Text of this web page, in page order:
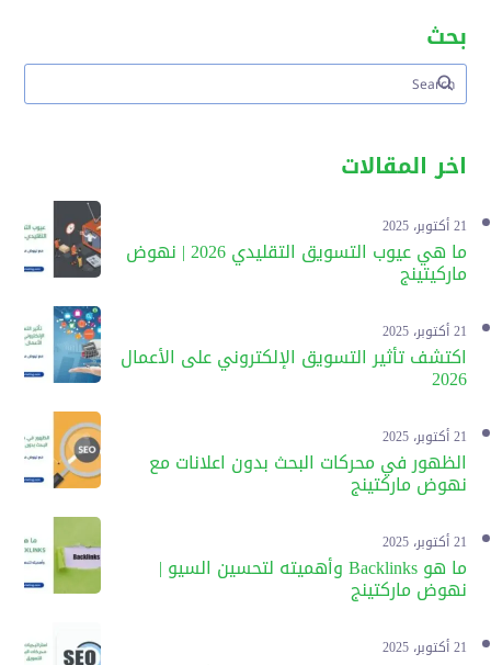
بحث
اخر المقالات
21 أكتوبر، 2025
ما هي عيوب التسويق التقليدي 2026 | نهوض
ماركيتينج
21 أكتوبر، 2025
اكتشف تأثير التسويق الإلكتروني على الأعمال
2026
21 أكتوبر، 2025
الظهور في محركات البحث بدون اعلانات مع
نهوض ماركتينج
21 أكتوبر، 2025
ما هو Backlinks وأهميته لتحسين السيو |
نهوض ماركتينج
21 أكتوبر، 2025